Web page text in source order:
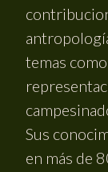
temas
Sus
en más de